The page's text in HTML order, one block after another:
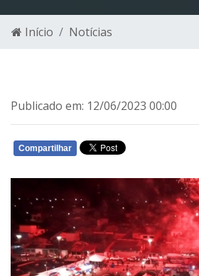
Início Notícias
Publicado em: 12/06/2023 00:00
Compartilhar